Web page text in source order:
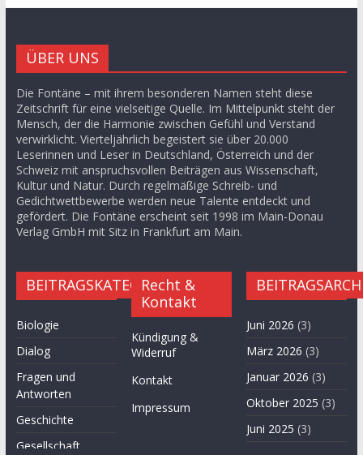
ÜBER UNS
Die Fontäne – mit ihrem besonderen Namen steht diese
Zeitschrift für eine vielseitige Quelle. Im Mittelpunkt steht der
Mensch, der die Harmonie zwischen Gefühl und Verstand
verwirklicht. Vierteljährlich begeistert sie über 20.000
Leserinnen und Leser in Deutschland, Österreich und der
Schweiz mit anspruchsvollen Beiträgen aus Wissenschaft,
Kultur und Natur. Durch regelmäßige Schreib- und
Gedichtwettbewerbe werden neue Talente entdeckt und
gefördert. Die Fontäne erscheint seit 1998 im Main-Donau
Verlag GmbH mit Sitz in Frankfurt am Main.
BEITRAGSKATEGORIEN
Biologie
Dialog
Fragen und
Antworten
Geschichte
Gesellschaft
Recht &
Kontakt
Kündigung &
Widerruf
Kontakt
Impressum
Juni 2026 (3)
März 2026 (3)
Januar 2026 (3)
Oktober 2025 (3)
Juni 2025 (3)